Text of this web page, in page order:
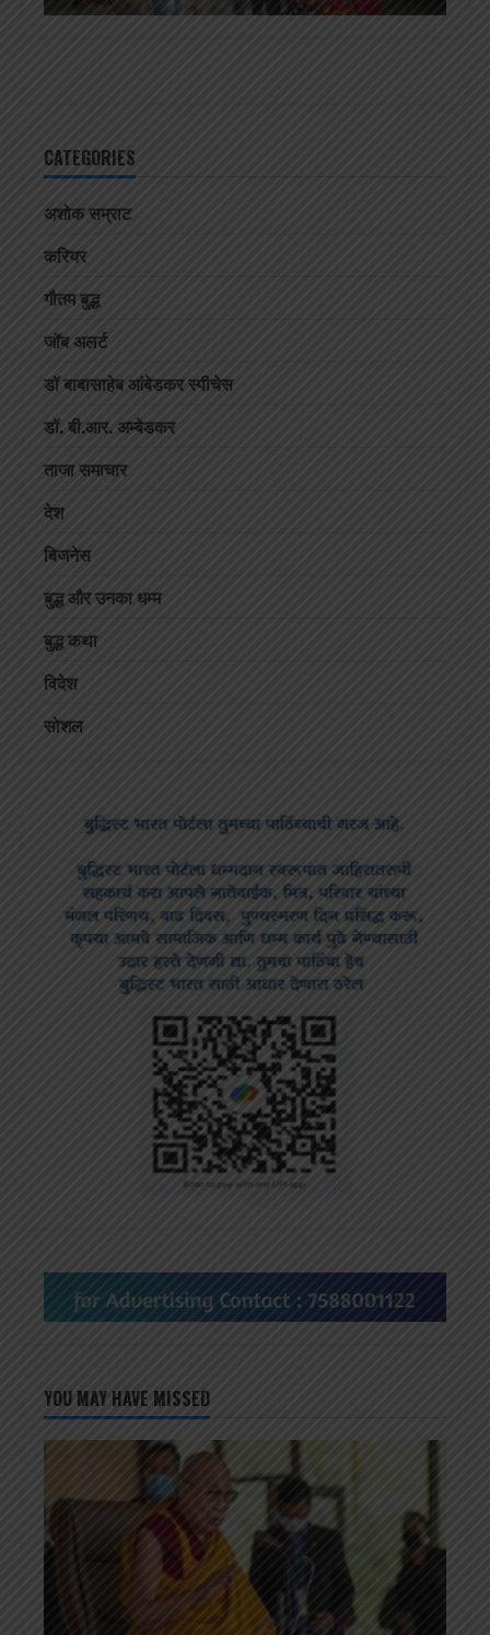
CATEGORIES
अशोक सम्राट
करियर
गौतम बुद्ध
जॉब अलर्ट
डॉ बाबासाहेब आंबेडकर स्पीचेस
डॉ. बी.आर. अम्बेडकर
ताजा समाचार
देश
बिजनेस
बुद्ध और उनका धम्म
बुद्ध कथा
विदेश
सोशल
YOU MAY HAVE MISSED